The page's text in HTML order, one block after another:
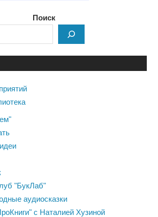
Поиск
"БукЛаб"
аудиосказки
с Наталией Хузиной